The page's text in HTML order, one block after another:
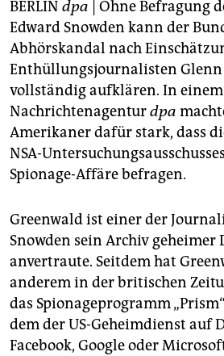
unterstützen
abo
genossenschaft
epaper login
BERLIN dpa | Ohne Befragung
Edward Snowden kann der
Abhörskandal nach
Enthüllungsjournalisten
vollständig aufklären. In
Nachrichtenagenturdpa
Amerikaner dafür stark, dass
NSA-
Spionage-Affäre befragen.
Greenwald ist einer der
Snowden sein Archiv geheimer
anvertraute. Seitdem hat
anderem in der britischen
das Spionageprogramm
dem der US-Geheimdienst auf
Facebook, Google oder